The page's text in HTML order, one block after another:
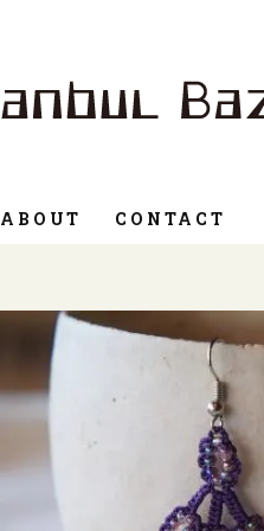
ABOUT CONTACT